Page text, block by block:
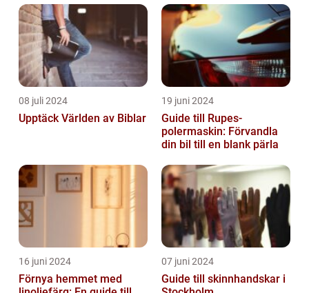
08 juli 2024
Upptäck Världen av Biblar
19 juni 2024
Guide till Rupes-
polermaskin: Förvandla
din bil till en blank pärla
16 juni 2024
Förnya hemmet med
07 juni 2024
Guide till skinnhandskar i